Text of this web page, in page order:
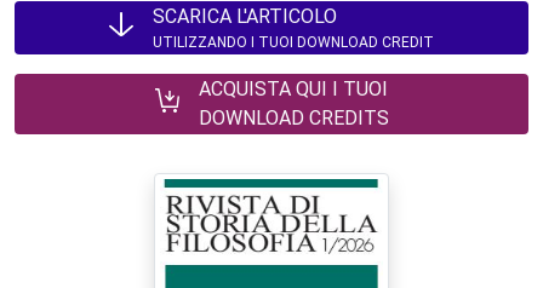
SCARICA L'ARTICOLO
UTILIZZANDO I TUOI DOWNLOAD CREDIT
ACQUISTA QUI I TUOI
DOWNLOAD CREDITS